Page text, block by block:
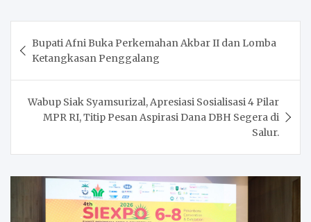
navigation
Bupati Afni Buka Perkemahan Akbar II dan Lomba
Ketangkasan Penggalang
Wabup Siak Syamsurizal, Apresiasi Sosialisasi 4 Pilar
MPR RI, Titip Pesan Aspirasi Dana DBH Segera di
Salur.